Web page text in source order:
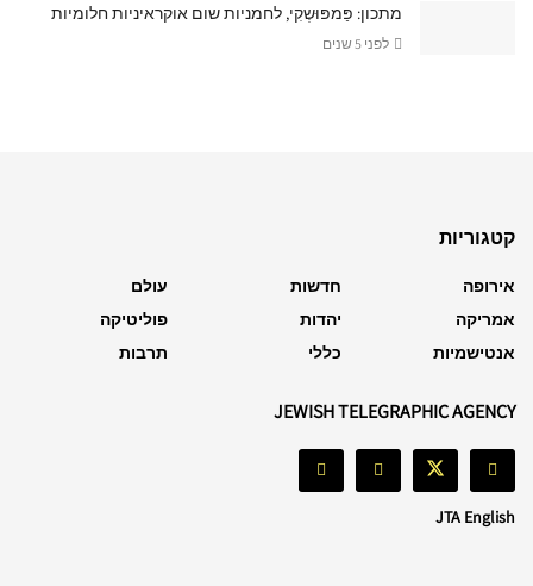
מתכון: פַּמפּוּשְקִי, לחמניות שום אוקראיניות חלומיות
לפני 5 שנים
קטגוריות
אירופה
אמריקה
אנטישמיות
חדשות
יהדות
כללי
עולם
פוליטיקה
תרבות
JEWISH TELEGRAPHIC AGENCY
JTA English